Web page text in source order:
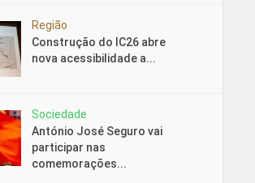
Região
Construção do IC26 abre
nova acessibilidade a...
Sociedade
António José Seguro vai
participar nas
comemorações...